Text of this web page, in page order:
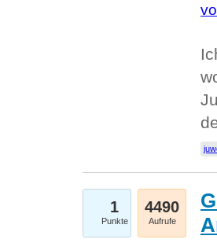
1
Punkte
4490
Aufrufe